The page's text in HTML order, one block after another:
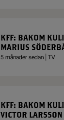
KFF: BAKOM
MARIUS
5 månader sedan | TV
KFF: BAKOM
VICTOR LARSSON